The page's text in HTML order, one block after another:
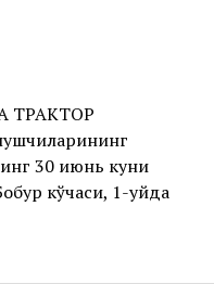
ТРАКТОР
30 июнь куни
кўчаси, 1-уйда